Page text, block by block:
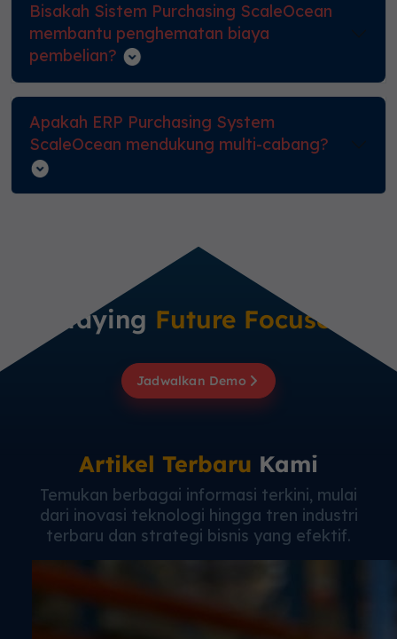
Bisakah Sistem Purchasing ScaleOcean
membantu penghematan biaya
pembelian?
Apakah ERP Purchasing System
ScaleOcean mendukung multi-cabang?
Staying Future Focused
Jadwalkan Demo
Artikel Terbaru Kami
Temukan berbagai informasi terkini, mulai
dari inovasi teknologi hingga tren industri
terbaru dan strategi bisnis yang efektif.